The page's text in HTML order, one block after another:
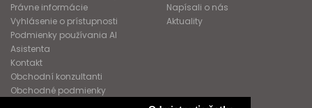
Právne informácie
Vyhlásenie o prístupnosti
Podmienky používania AI
Asistenta
Kontakt
Obchodní konzultanti
Obchodné podmienky
Napísali o nás
Aktuality